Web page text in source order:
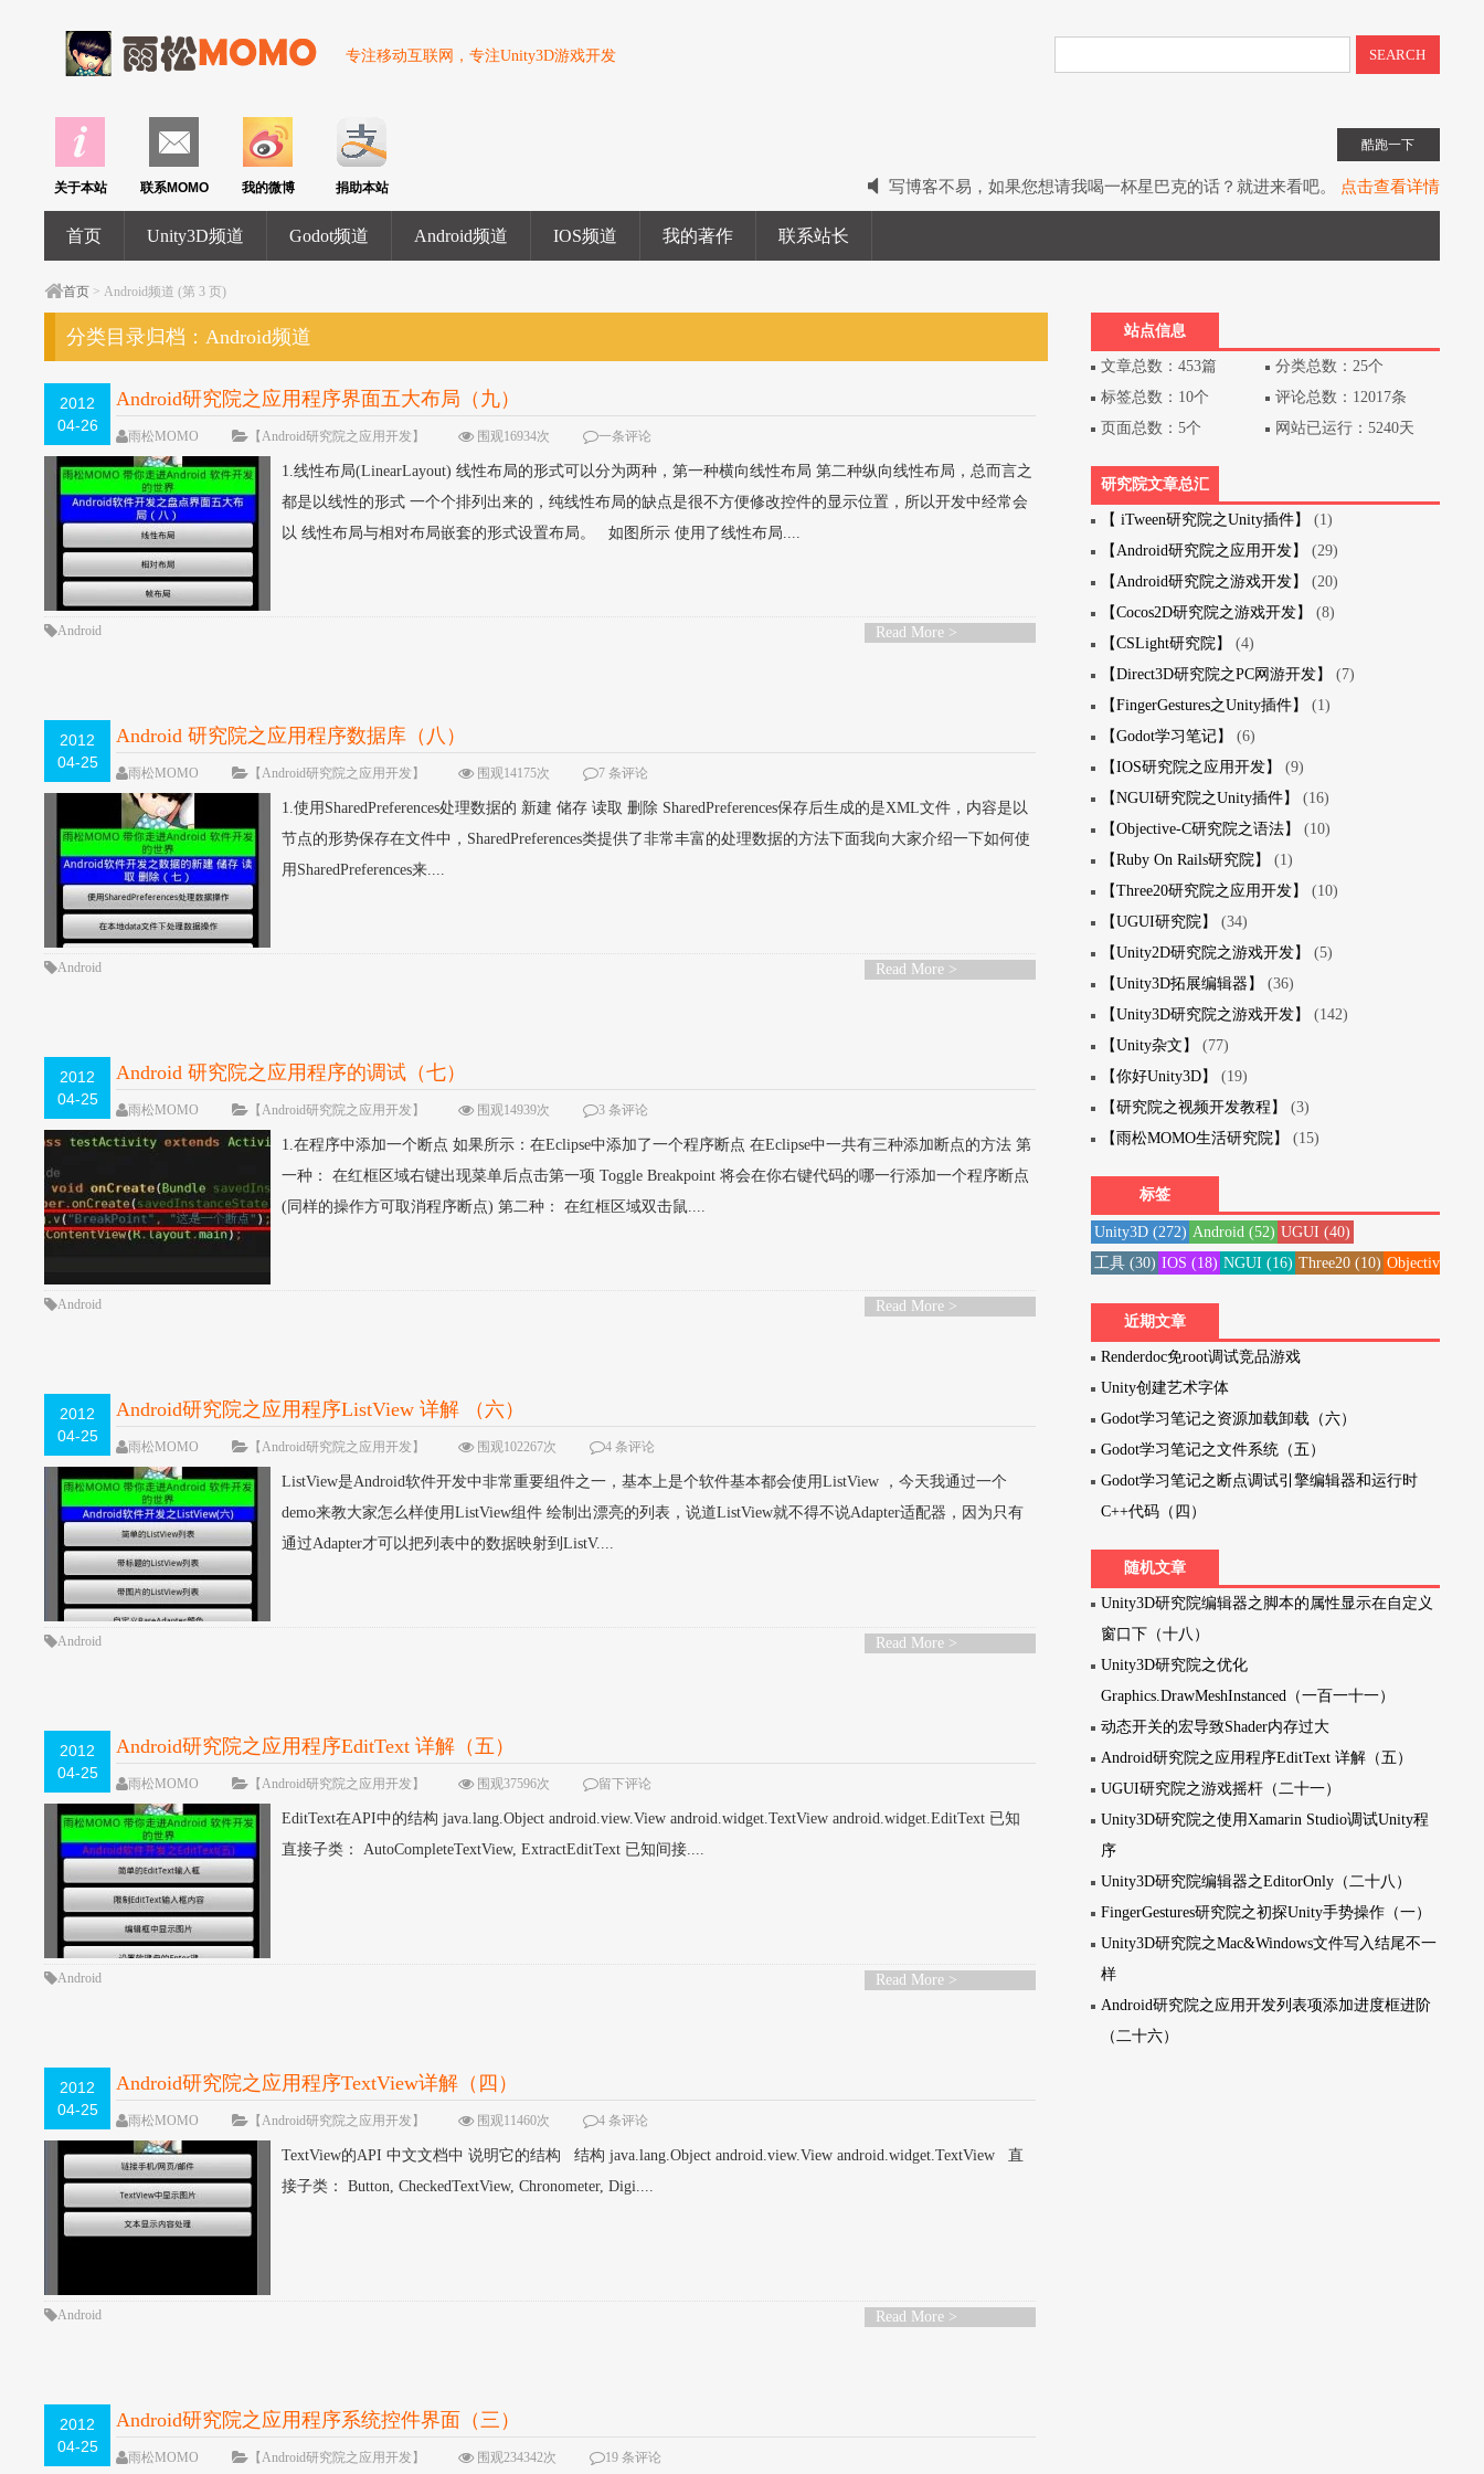
专注移动互联网，专注Unity3D游戏开发 SEARCH
酷跑一下
写博客不易，如果您想请我喝一杯星巴克的话？就进来看吧。
点击查看详情
2022我的电子书教程《UIToolkit下一代UI系统》全网上架。点击查看详情
关于本站 联系MOMO 我的微博 捐助本站
首页 Unity3D频道 Godot频道 Android频道 IOS频道 我的著作 联系站长
首页 > Android频道 (第 3 页)
分类目录归档：Android频道
2012
04-26
Android研究院之应用程序界面五大布局（九）
雨松MOMO 【Android研究院之应用开发】 围观16934次 一条评论
1.线性布局(LinearLayout) 线性布局的形式可以分为两种，第一种横向线性布局 第二种纵向线性布局，总而言之
都是以线性的形式 一个个排列出来的，纯线性布局的缺点是很不方便修改控件的显示位置，所以开发中经常会
以 线性布局与相对布局嵌套的形式设置布局。 如图所示 使用了线性布局....
Read More >
Android
2012
04-25
Android 研究院之应用程序数据库（八）
雨松MOMO 【Android研究院之应用开发】 围观14175次 7 条评论
1.使用SharedPreferences处理数据的 新建 储存 读取 删除 SharedPreferences保存后生成的是XML文件，内容是以
节点的形势保存在文件中，SharedPreferences类提供了非常丰富的处理数据的方法下面我向大家介绍一下如何使
用SharedPreferences来....
Read More >
Android
2012
04-25
Android 研究院之应用程序的调试（七）
雨松MOMO 【Android研究院之应用开发】 围观14939次 3 条评论
1.在程序中添加一个断点 如果所示：在Eclipse中添加了一个程序断点 在Eclipse中一共有三种添加断点的方法 第
一种： 在红框区域右键出现菜单后点击第一项 Toggle Breakpoint 将会在你右键代码的哪一行添加一个程序断点
(同样的操作方可取消程序断点) 第二种： 在红框区域双击鼠....
Read More >
Android
2012
04-25
Android研究院之应用程序ListView 详解 （六）
雨松MOMO 【Android研究院之应用开发】 围观102267次 4 条评论
ListView是Android软件开发中非常重要组件之一，基本上是个软件基本都会使用ListView ，今天我通过一个
demo来教大家怎么样使用ListView组件 绘制出漂亮的列表，说道ListView就不得不说Adapter适配器，因为只有
通过Adapter才可以把列表中的数据映射到ListV....
Read More >
Android
2012
04-25
Android研究院之应用程序EditText 详解（五）
雨松MOMO 【Android研究院之应用开发】 围观37596次 留下评论
EditText在API中的结构 java.lang.Object android.view.View android.widget.TextView android.widget.EditText 已知
直接子类： AutoCompleteTextView, ExtractEditText 已知间接....
Read More >
Android
2012
04-25
Android研究院之应用程序TextView详解（四）
雨松MOMO 【Android研究院之应用开发】 围观11460次 4 条评论
TextView的API 中文文档中 说明它的结构 结构 java.lang.Object android.view.View android.widget.TextView 直
接子类： Button, CheckedTextView, Chronometer, Digi....
Read More >
Android
2012
04-25
Android研究院之应用程序系统控件界面（三）
雨松MOMO 【Android研究院之应用开发】 围观234342次 19 条评论
站点信息
文章总数：453篇
分类总数：25个
标签总数：10个
评论总数：12017条
页面总数：5个
网站已运行：5240天
研究院文章总汇
【 iTween研究院之Unity插件】
(1)
【Android研究院之应用开发】
(29)
【Android研究院之游戏开发】
(20)
【Cocos2D研究院之游戏开发】
(8)
【CSLight研究院】
(4)
【Direct3D研究院之PC网游开发】
(7)
【FingerGestures之Unity插件】
(1)
【Godot学习笔记】
(6)
【IOS研究院之应用开发】
(9)
【NGUI研究院之Unity插件】
(16)
【Objective-C研究院之语法】
(10)
【Ruby On Rails研究院】
(1)
【Three20研究院之应用开发】
(10)
【UGUI研究院】
(34)
【Unity2D研究院之游戏开发】
(5)
【Unity3D拓展编辑器】
(36)
【Unity3D研究院之游戏开发】
(142)
【Unity杂文】
(77)
【你好Unity3D】
(19)
【研究院之视频开发教程】
(3)
【雨松MOMO生活研究院】
(15)
标签
Unity3D(272) Android(52) UGUI (40)
工具(30) IOS (18) NGUI (16) Three20(10) Objective-C
近期文章
Renderdoc免root调试竞品游戏
Unity创建艺术字体
Godot学习笔记之资源加载卸载（六）
Godot学习笔记之文件系统（五）
Godot学习笔记之断点调试引擎编辑器和运行时
C++代码（四）
随机文章
Unity3D研究院编辑器之脚本的属性显示在自定义
窗口下（十八）
Unity3D研究院之优化
Graphics.DrawMeshInstanced（一百一十一）
动态开关的宏导致Shader内存过大
Android研究院之应用程序EditText 详解（五）
UGUI研究院之游戏摇杆（二十一）
Unity3D研究院之使用Xamarin Studio调试Unity程
序
Unity3D研究院编辑器之EditorOnly（二十八）
FingerGestures研究院之初探Unity手势操作（一）
Unity3D研究院之Mac&Windows文件写入结尾不一
样
Android研究院之应用开发列表项添加进度框进阶
（二十六）